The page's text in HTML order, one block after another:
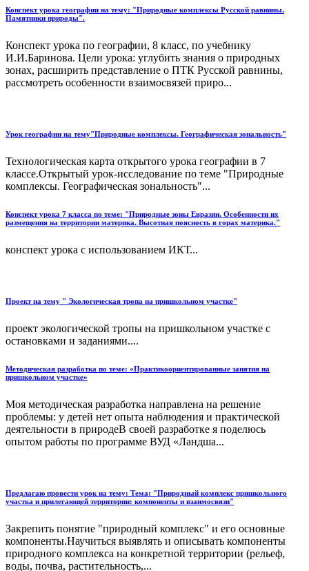
Конспект урока географии на тему: "Природные комплексы Русской равнины.
Памятники природы".
Конспект урока по географии, 8 класс, по учебнику
И.И.Баринова. Цели урока: углубить знания о природных
зонах, расширить представление о ПТК Русской равнины,
рассмотреть особенности взаимосвязей приро...
Урок географии на тему"Природные комплексы. Географическая зональность"
Технологическая карта открытого урока географии в 7
классе.Открытый урок-исследование по теме "Природные
комплексы. Географическая зональность"...
Конспект урока 7 класса по теме: "Природные зоны Евразии. Особенности их
размещения на территории материка. Высотная поясность в горах материка."
конспект урока с использованием ИКТ...
Проект на тему " Экологическая тропа на пришкольном участке"
проект экологической тропы на пришкольном участке с
остановками и заданиями....
Методическая разработка по теме: «Практикоориентированные занятия на
пришкольном участке»
Моя методическая разработка направлена на решение
проблемы: у детей нет опыта наблюдения и практической
деятельности в природеВ своей разработке я поделюсь
опытом работы по программе ВУД «Ландша...
Предлагаю провести урок на тему: Тема: "Природный комплекс пришкольного
участка и прилегающей территории: компоненты и взаимосвязи"
Закрепить понятие "природный комплекс" и его основные
компоненты.Научиться выявлять и описывать компоненты
природного комплекса на конкретной территории (рельеф,
воды, почва, растительность,...